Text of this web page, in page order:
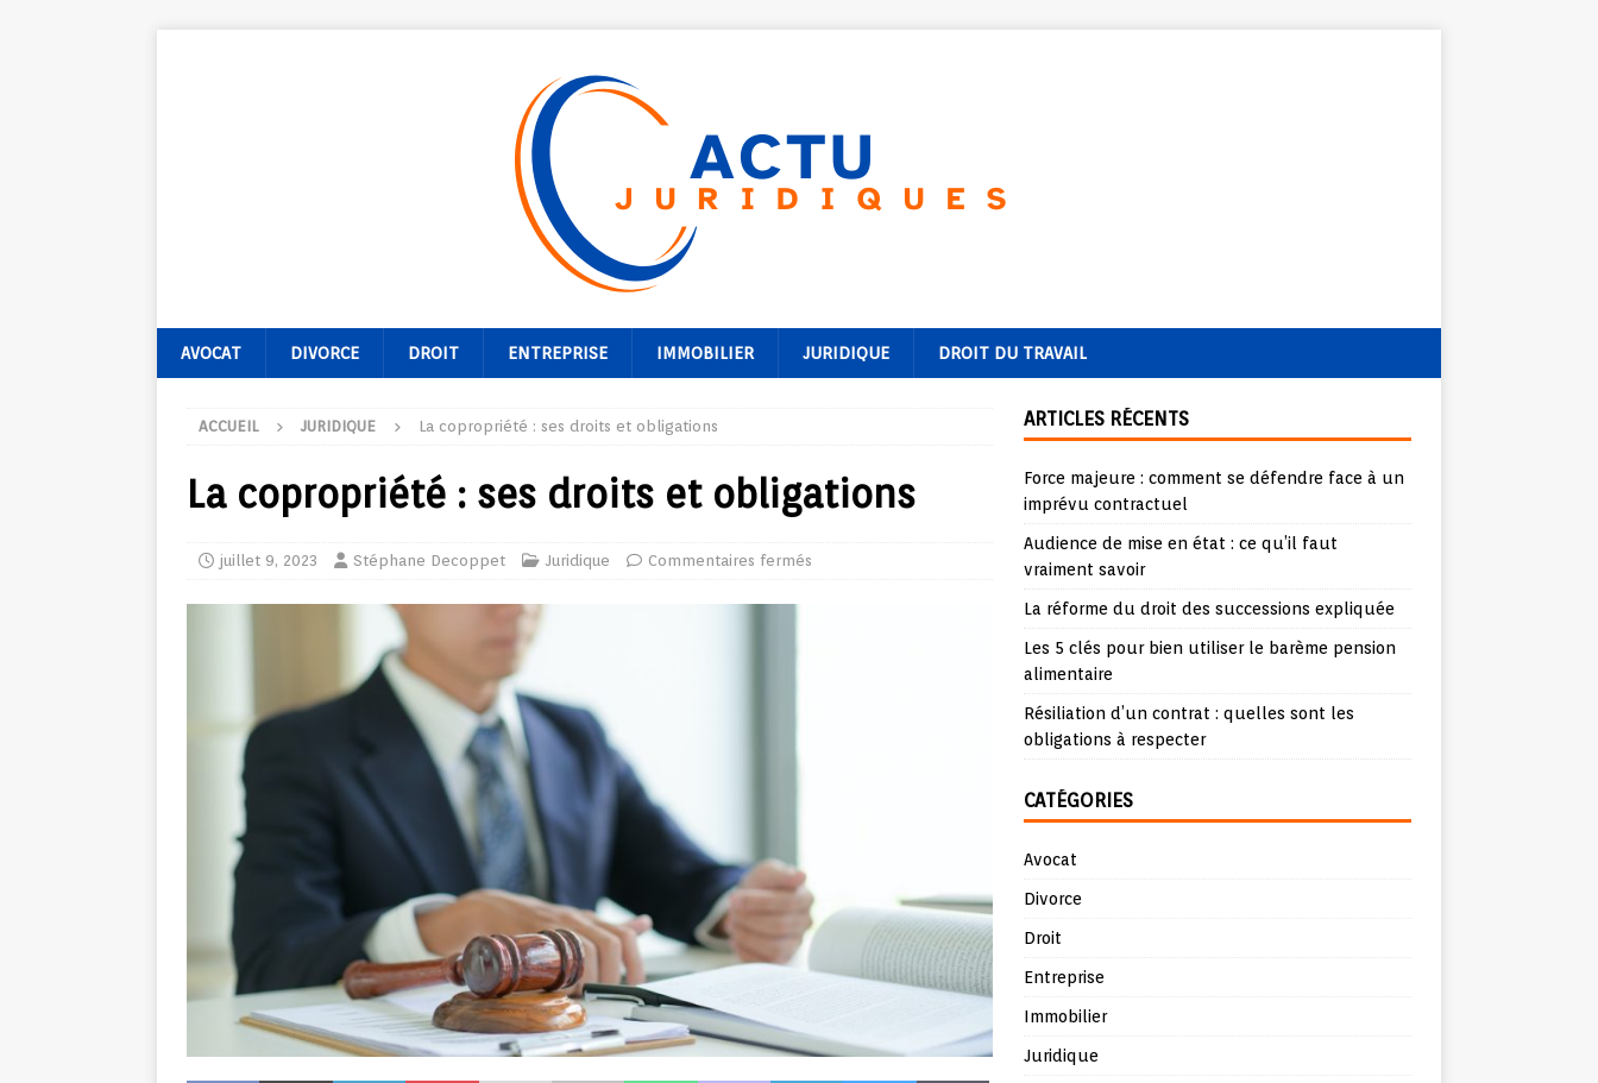
AVOCAT DIVORCE DROIT ENTREPRISE IMMOBILIER JURIDIQUE DROIT DU TRAVAIL
ACCUEIL JURIDIQUE La copropriété : ses droits et obligations
La copropriété : ses droits et obligations
juillet 9, 2023 Stéphane Decoppet Juridique Commentaires fermés
ARTICLES RÉCENTS
Force majeure : comment se défendre face à un
imprévu contractuel
Audience de mise en état : ce qu’il faut
vraiment savoir
La réforme du droit des successions expliquée
Les 5 clés pour bien utiliser le barème pension
alimentaire
Résiliation d’un contrat : quelles sont les
obligations à respecter
CATÉGORIES
Avocat
Divorce
Droit
Entreprise
Immobilier
Juridique